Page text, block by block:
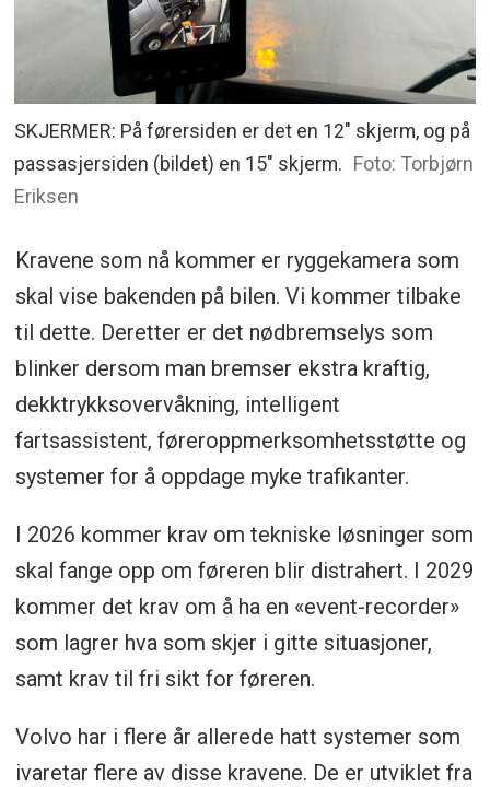
SKJERMER: På førersiden er det en 12" skjerm, og på
passasjersiden (bildet) en 15" skjerm. Foto: Torbjørn
Eriksen
Kravene som nå kommer er ryggekamera som
skal vise bakenden på bilen. Vi kommer tilbake
til dette. Deretter er det nødbremselys som
blinker dersom man bremser ekstra kraftig,
dekktrykksovervåkning, intelligent
fartsassistent, føreroppmerksomhetsstøtte og
systemer for å oppdage myke trafikanter.
I 2026 kommer krav om tekniske løsninger som
skal fange opp om føreren blir distrahert. I 2029
kommer det krav om å ha en «event-recorder»
som lagrer hva som skjer i gitte situasjoner,
samt krav til fri sikt for føreren.
Volvo har i flere år allerede hatt systemer som
ivaretar flere av disse kravene. De er utviklet fra